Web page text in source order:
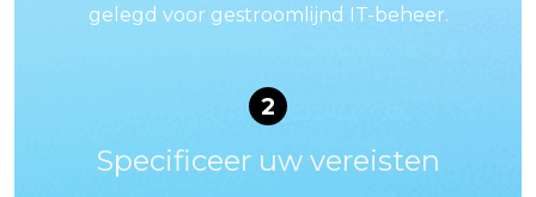
gelegd voor gestroomlijnd IT-beheer.
2
Specificeer uw vereisten